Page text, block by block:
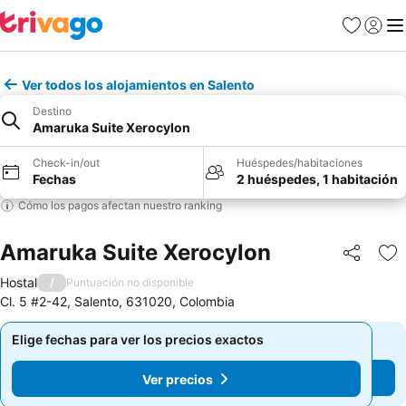
Favoritos
Iniciar
Ver todos los alojamientos en Salento
Destino
Amaruka Suite Xerocylon
Check-in/out
Fechas
Huéspedes/habitaciones
2 huéspedes, 1 habitación
Cómo los pagos afectan nuestro ranking
Amaruka Suite Xerocylon Compartir
Hostal / Puntuación no disponible
Cl. 5 #2-42, Salento, 631020, Colombia
Elige fechas para ver los precios exactos
Ver precios
Elige fechas para ver los precios exactos
Ver precios